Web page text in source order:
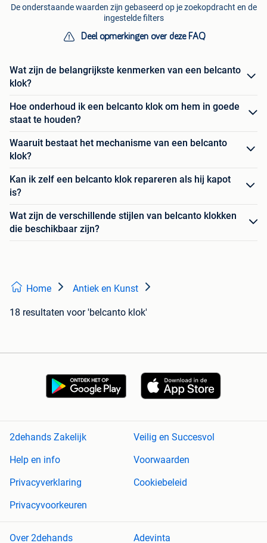
De onderstaande waarden zijn gebaseerd op je zoekopdracht en de
ingestelde filters
Deel opmerkingen over deze FAQ
Wat zijn de belangrijkste kenmerken van een belcanto
klok?
Hoe onderhoud ik een belcanto klok om hem in goede
staat te houden?
Waaruit bestaat het mechanisme van een belcanto
klok?
Kan ik zelf een belcanto klok repareren als hij kapot
is?
Wat zijn de verschillende stijlen van belcanto klokken
die beschikbaar zijn?
Home Antiek en Kunst
18 resultaten voor 'belcanto klok'
2dehands Zakelijk
Veilig en Succesvol
Help en info
Voorwaarden
Privacyverklaring
Cookiebeleid
Privacyvoorkeuren
Over 2dehands Adevinta